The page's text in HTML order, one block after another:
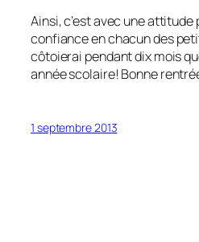
Ainsi, c’est avec une
confiance en chacun des
côtoierai pendant dix mois
année scolaire! Bonne
1 septembre 2013